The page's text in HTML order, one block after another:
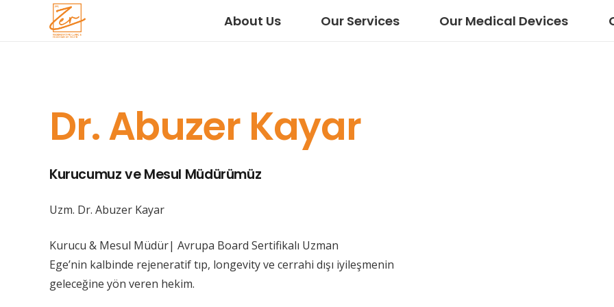
About Us Our Services Our Medical Devices
Dr. Abuzer Kayar
Kurucumuz ve Mesul Müdürümüz
Uzm. Dr. Abuzer Kayar
Kurucu & Mesul Müdür| Avrupa Board Sertifikalı Uzman
Ege’nin kalbinde rejeneratif tıp, longevity ve cerrahi dışı iyileşmenin
geleceğine yön veren hekim.